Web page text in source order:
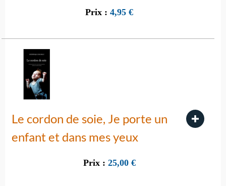
Prix : 4,95 €
Le cordon de soie, Je porte un
enfant et dans mes yeux
Prix : 25,00 €